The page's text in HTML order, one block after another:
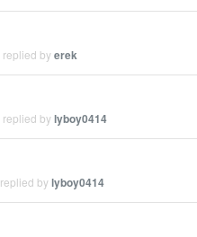
replied byerek
replied bylyboy0414
bylyboy0414